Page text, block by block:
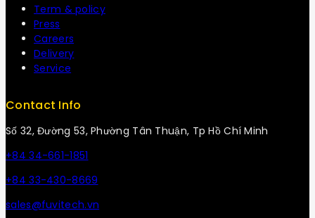
Term & policy
Press
Careers
Delivery
Service
Contact Info
Số 32, Đường 53, Phường Tân Thuận, Tp Hồ Chí Minh
+84 34-661-1851
+84 33-430-8669
sales@fuvitech.vn